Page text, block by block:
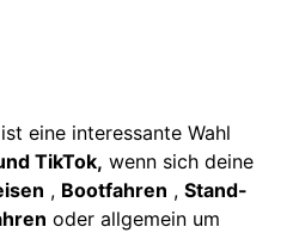
ist eine interessante Wahl
TikTok, wenn sich deine
, Bootfahren , Stand-
oder allgemein um